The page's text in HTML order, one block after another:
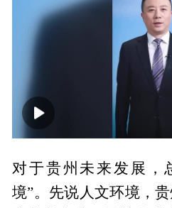
00:00
对于贵州未来发展，
境”。先说人文环境，